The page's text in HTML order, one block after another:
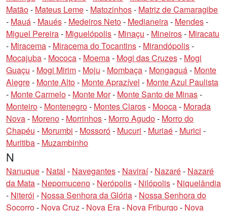
Matão- Mateus Leme- Matozinhos- Matriz de Camaragibe
- Mauá- Maués- Medeiros Neto- Medianeira- Mendes-
Miguel Pereira- Miguelópolis- Minaçu - Mineiros- Miracatu
- Miracema- Miracema do Tocantins- Mirandópolis-
Mocajuba- Mococa- Moema- Mogi das Cruzes- Mogi
Guaçu - Mogi Mirim- Moju - Mombaça- Mongaguá- Monte
Alegre- Monte Alto- Monte Aprazível - Monte Azul Paulista
- Monte Carmelo- Monte Mor- Monte Santo de Minas-
Monteiro- Montenegro- Montes Claros- Mooca- Morada
Nova- Moreno- Morrinhos- Morro Agudo- Morro do
Chapéu - Morumbi - Mossoró- Mucuri - Muriaé- Murici -
Muritiba- Muzambinho
N
Nanuque- Natal - Navegantes- Naviraí- Nazaré- Nazaré
da Mata- Nepomuceno- Nerópolis- Nilópolis- Niquelândia
- Niterói - Nossa Senhora da Glória- Nossa Senhora do
Socorro- Nova Cruz- Nova Era- Nova Friburgo- Nova